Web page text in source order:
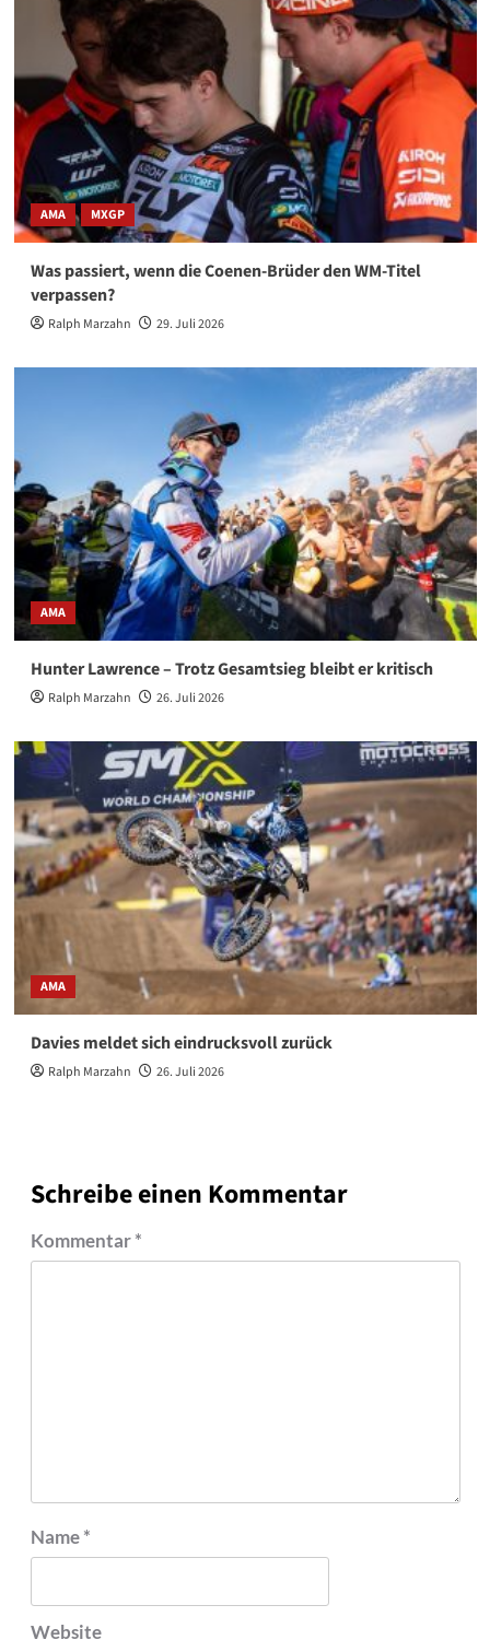
AMA MXGP
Was passiert, wenn die Coenen-Brüder den WM-Titel
verpassen?
Ralph Marzahn 29. Juli 2026
AMA
Hunter Lawrence – Trotz Gesamtsieg bleibt er kritisch
Ralph Marzahn 26. Juli 2026
AMA
Davies meldet sich eindrucksvoll zurück
Ralph Marzahn 26. Juli 2026
Schreibe einen Kommentar
Kommentar*
Name*
Website